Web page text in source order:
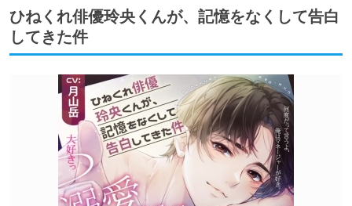
ひねくれ俳優玲央くんが、記憶をなくして告白
してきた件